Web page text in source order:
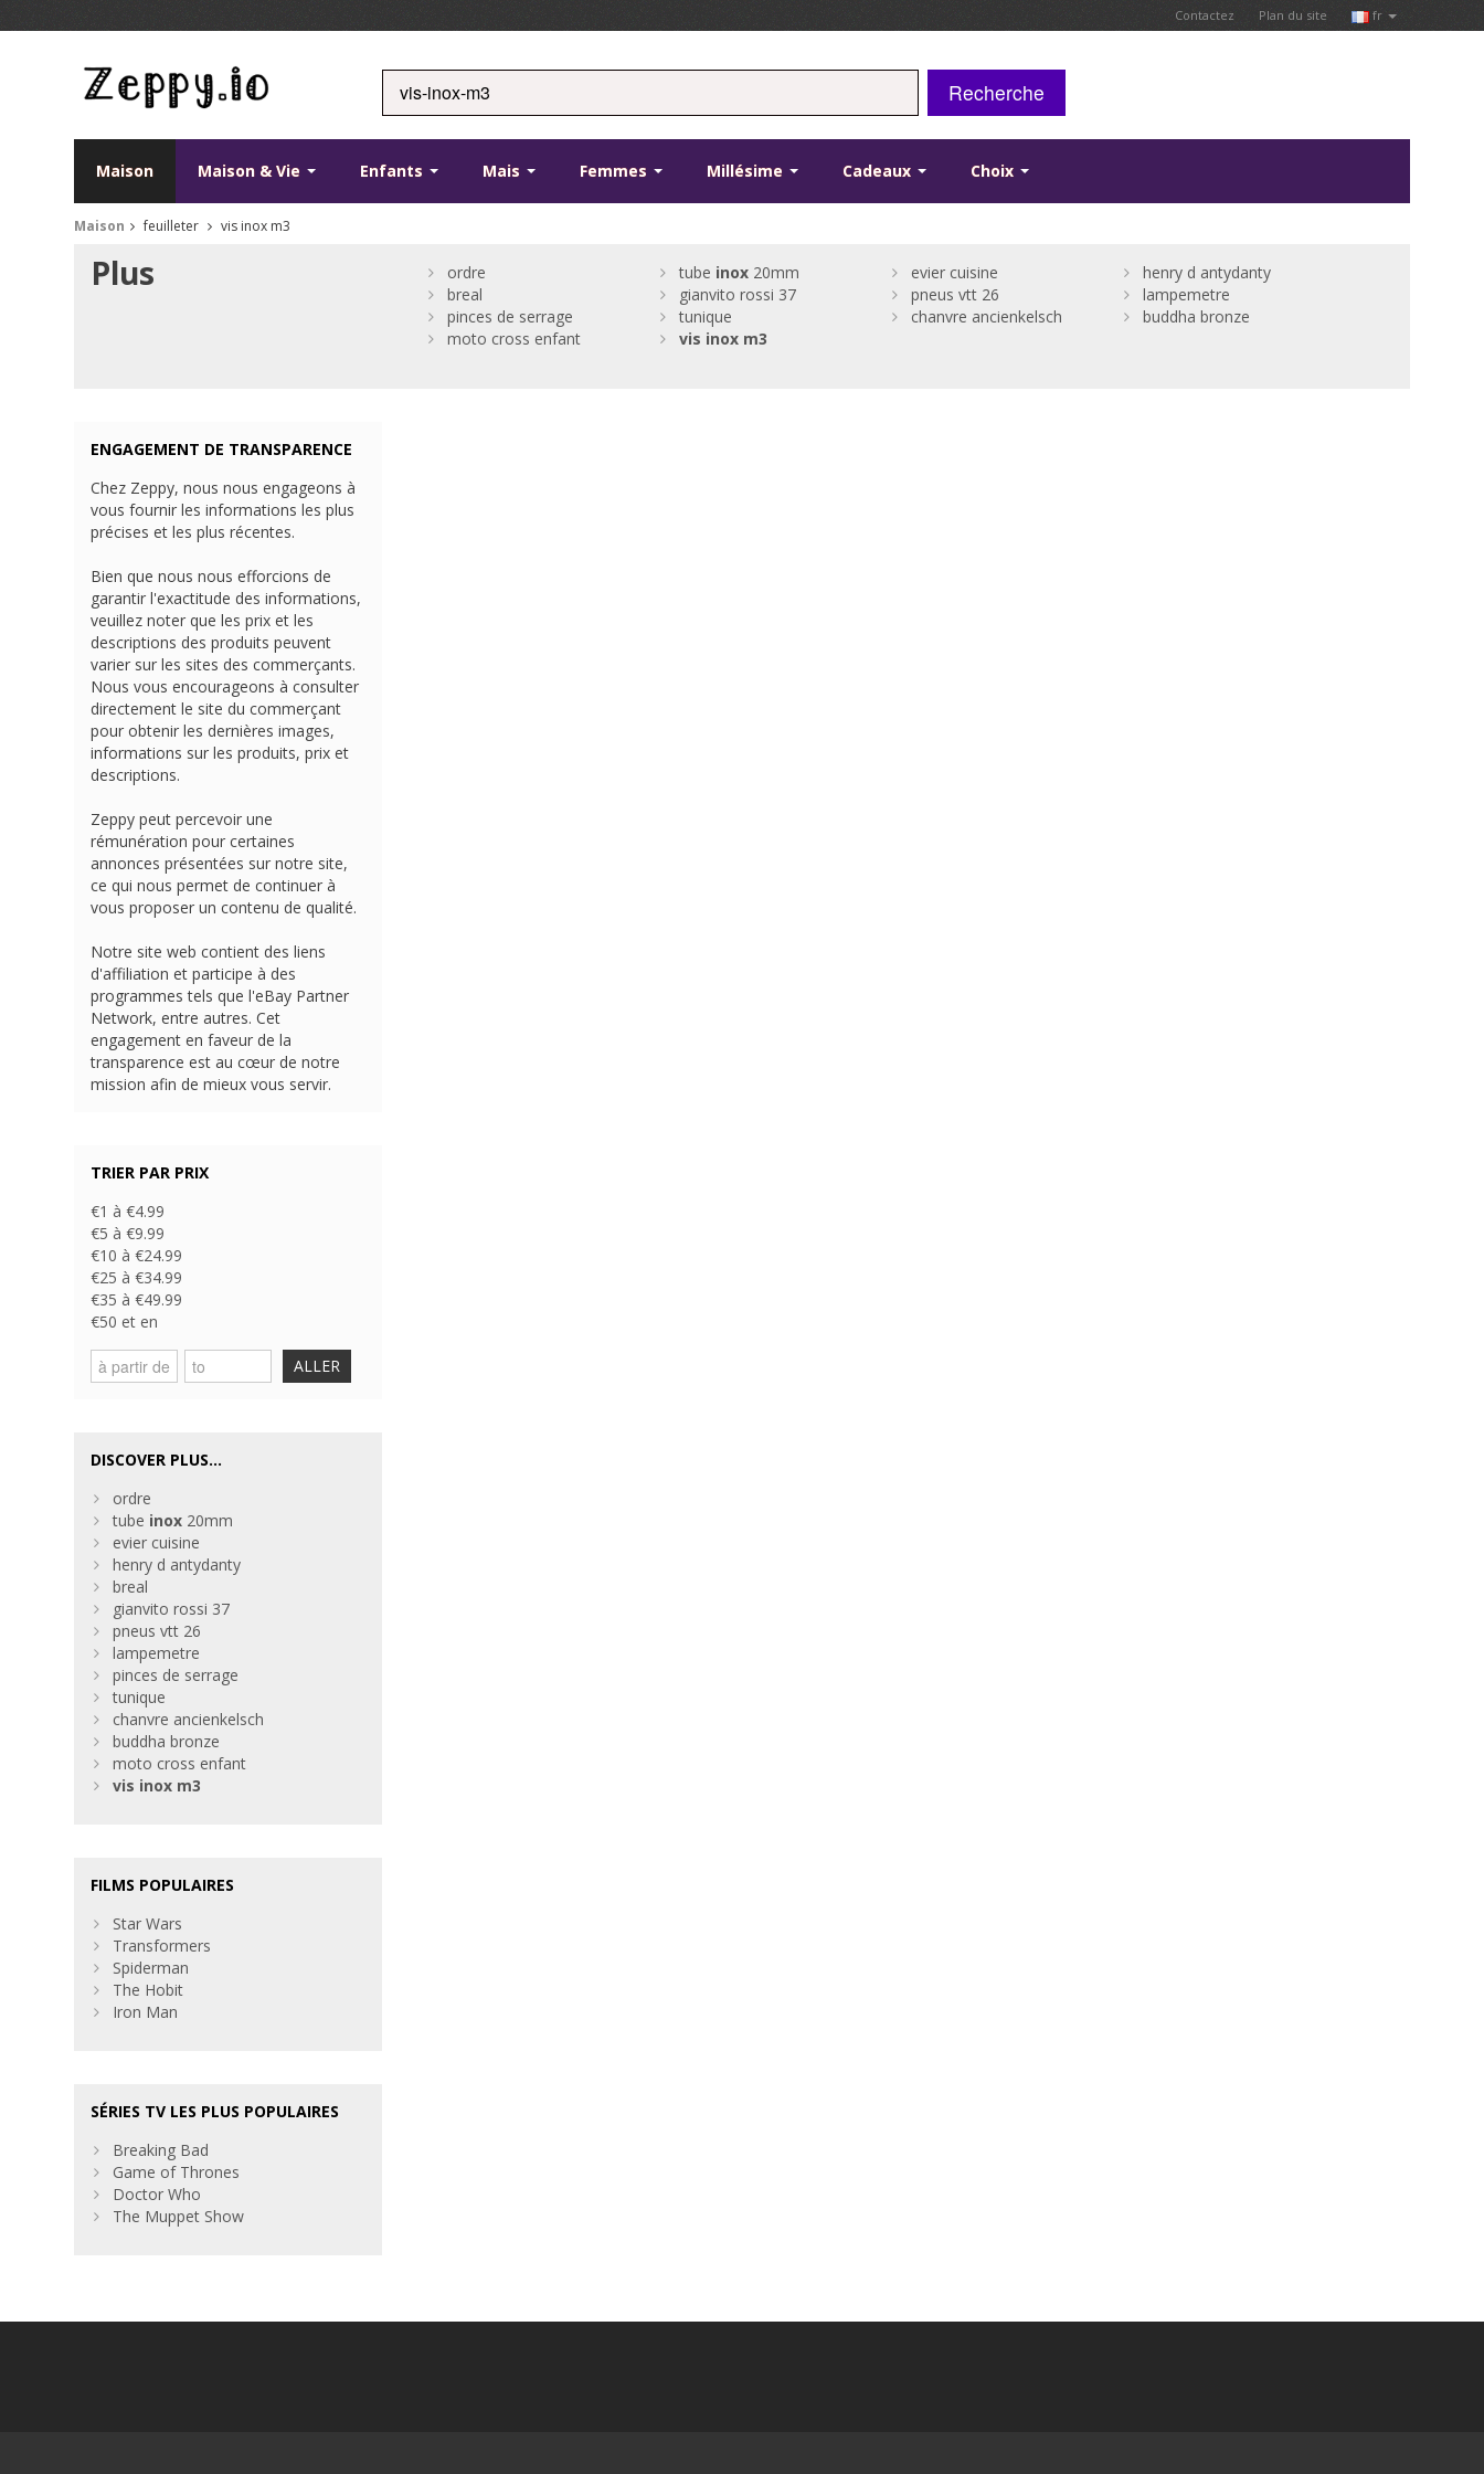
Contactez Plan du site fr
Recherche
Maison Maison & Vie Enfants Mais Femmes Millésime Cadeaux Choix
Maison feuilleter vis inox m3
Plus ordre tube inox20mm evier cuisine
henry d antydanty
breal
gianvito rossi 37 pneus vtt 26
lampemetre
pinces de serrage
tunique chanvre ancienkelsch
buddha bronze
moto cross enfant
vis inox m3
ENGAGEMENT DE TRANSPARENCE
Chez Zeppy, nous nous engageons à
vous fournir les informations les plus
précises et les plus récentes.
Bien que nous nous efforcions de
garantir l'exactitude des informations,
veuillez noter que les prix et les
descriptions des produits peuvent
varier sur les sites des commerçants.
Nous vous encourageons à consulter
directement le site du commerçant
pour obtenir les dernières images,
informations sur les produits, prix et
descriptions.
Zeppy peut percevoir une
rémunération pour certaines
annonces présentées sur notre site,
ce qui nous permet de continuer à
vous proposer un contenu de qualité.
Notre site web contient des liens
d'affiliation et participe à des
programmes tels que l'eBay Partner
Network, entre autres. Cet
engagement en faveur de la
transparence est au cœur de notre
mission afin de mieux vous servir.
TRIER PAR PRIX
€1 à €4.99
€5 à €9.99
€10 à €24.99
€25 à €34.99
€35 à €49.99
€50 et en
ALLER
DISCOVER PLUS...
ordre
tube inox 20mm
evier cuisine
henry d antydanty
breal
gianvito rossi 37
pneus vtt 26
lampemetre
pinces de serrage
tunique
chanvre ancienkelsch
buddha bronze
moto cross enfant
vis inox m3
FILMS POPULAIRES
Star Wars
Transformers
Spiderman
The Hobit
Iron Man
SÉRIES TV LES PLUS POPULAIRES
Breaking Bad
Game of Thrones
Doctor Who
The Muppet Show